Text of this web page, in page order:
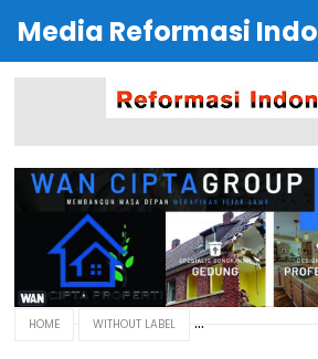
Media Reformasi
HOME WITHOUT LABEL